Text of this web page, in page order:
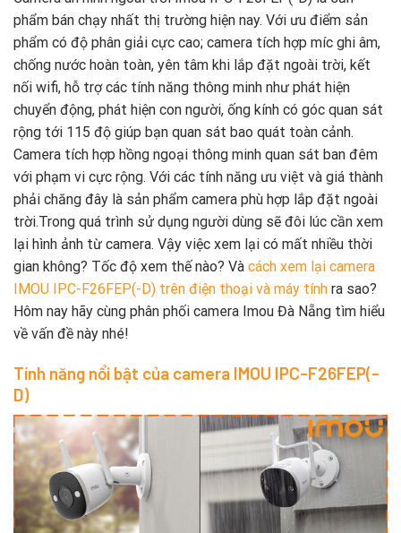
phẩm bán chạy nhất thị trường hiện nay. Với ưu điểm sản
phẩm có độ phân giải cực cao; camera tích hợp míc ghi âm,
chống nước hoàn toàn, yên tâm khi lắp đặt ngoài trời, kết
nối wifi, hỗ trợ các tính năng thông minh như phát hiện
chuyển động, phát hiện con người, ống kính có góc quan sát
rộng tới 115 độ giúp bạn quan sát bao quát toàn cảnh.
Camera tích hợp hồng ngoại thông minh quan sát ban đêm
với phạm vi cực rộng. Với các tính năng ưu việt và giá thành
phải chăng đây là sản phẩm camera phù hợp lắp đặt ngoài
trời.Trong quá trình sử dụng người dùng sẽ đôi lúc cần xem
lại hình ảnh từ camera. Vậy việc xem lại có mất nhiều thời
gian không? Tốc độ xem thế nào? Và cách xem lại camera
IMOU IPC-F26FEP(-D) trên điện thoại và máy tính ra sao?
Hôm nay hãy cùng phân phối camera Imou Đà Nẵng tìm hiểu
về vấn đề này nhé!
Tính năng nổi bật của camera IMOU IPC-F26FEP(-
D)